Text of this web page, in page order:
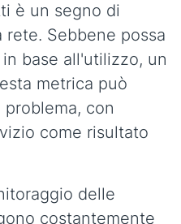
è un segno di
Sebbene possa
base all'utilizzo, un
metrica può
con
come risultato
delle
costantemente